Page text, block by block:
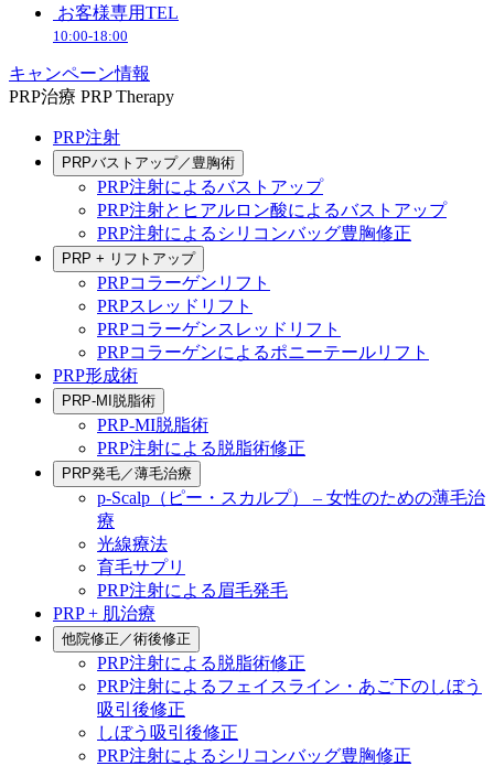
お客様専用TEL
10:00-18:00
キャンペーン情報
PRP治療 PRP Therapy
PRP注射
PRPバストアップ／豊胸術
PRP注射によるバストアップ
PRP注射とヒアルロン酸によるバストアップ
PRP注射によるシリコンバッグ豊胸修正
PRP + リフトアップ
PRPコラーゲンリフト
PRPスレッドリフト
PRPコラーゲンスレッドリフト
PRPコラーゲンによるポニーテールリフト
PRP形成術
PRP-MI脱脂術
PRP-MI脱脂術
PRP注射による脱脂術修正
PRP発毛／薄毛治療
p-Scalp（ピー・スカルプ） – 女性のための薄毛治
療
光線療法
育毛サプリ
PRP注射による眉毛発毛
PRP + 肌治療
他院修正／術後修正
PRP注射による脱脂術修正
PRP注射によるフェイスライン・あご下のしぼう
吸引後修正
しぼう吸引後修正
PRP注射によるシリコンバッグ豊胸修正